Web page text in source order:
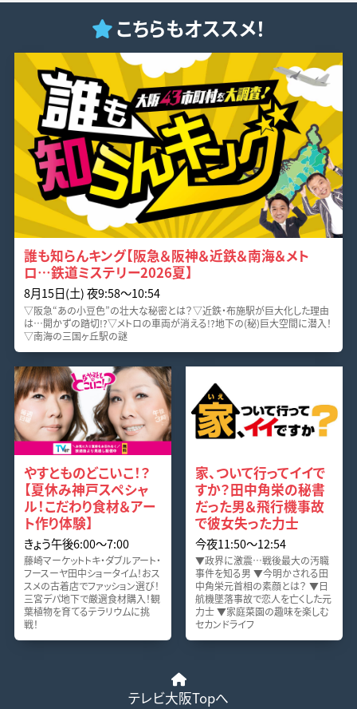
こちらもオススメ！
誰も知らんキング【阪急＆阪神＆近鉄＆南海＆メト
ロ…鉄道ミステリー2026夏】
8月15日(土) 夜9:58〜10:54
▽阪急“あの小豆色”の壮大な秘密とは？▽近鉄・布施駅が巨大化した理由
は…開かずの踏切!?▽メトロの車両が消える!?地下の(秘)巨大空間に潜入！
▽南海の三国ヶ丘駅の謎
やすとものどこいこ！？
【夏休み神戸スペシャ
ル！こだわり食材＆アー
ト作り体験】
きょう午後6:00〜7:00
藤崎マーケットトキ・ダブルアート・
フースーヤ田中ショータイム！おス
スメの古着店でファッション選び！
三宮デパ地下で厳選食材購入！観
葉植物を育てるテラリウムに挑
戦！
家、ついて行ってイイで
すか？田中角栄の秘書
だった男＆飛行機事故
で彼女失った力士
今夜11:50〜12:54
▼政界に激震…戦後最大の汚職
事件を知る男 ▼今明かされる田
中角栄元首相の素顔とは？ ▼日
航機墜落事故で恋人を亡くした元
力士 ▼家庭菜園の趣味を楽しむ
セカンドライフ
テレビ大阪Topへ